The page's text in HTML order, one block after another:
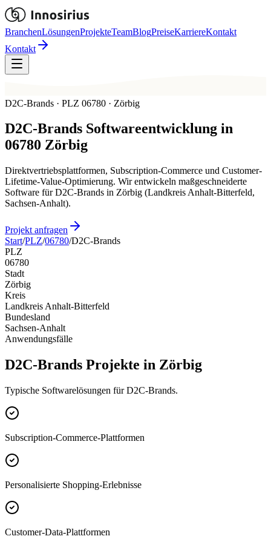
BranchenLösungenProjekteTeamBlogPreiseKarriereKontakt
Kontakt
D2C-Brands · PLZ 06780 · Zörbig
D2C-Brands Softwareentwicklung in
06780 Zörbig
Direktvertriebsplattformen, Subscription-Commerce und Customer-
Lifetime-Value-Optimierung. Wir entwickeln maßgeschneiderte
Software für D2C-Brands in Zörbig (Landkreis Anhalt-Bitterfeld,
Sachsen-Anhalt).
Projekt anfragen
Start/PLZ/06780/D2C-Brands
PLZ
06780
Stadt
Zörbig
Kreis
Landkreis Anhalt-Bitterfeld
Bundesland
Sachsen-Anhalt
Anwendungsfälle
D2C-Brands Projekte in Zörbig
Typische Softwarelösungen für D2C-Brands.
Subscription-Commerce-Plattformen
Personalisierte Shopping-Erlebnisse
Customer-Data-Plattformen